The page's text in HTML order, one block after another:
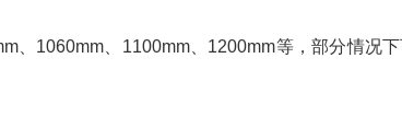
、1060mm、1100mm、1200mm等，部分情况